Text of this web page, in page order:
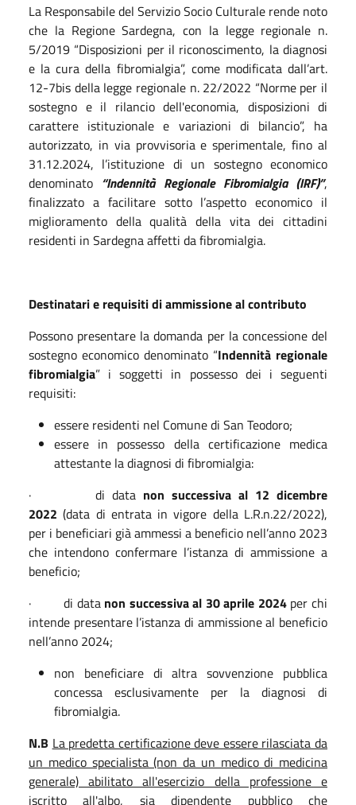
La Responsabile del Servizio Socio Culturale rende noto
che la Regione Sardegna, con la legge regionale n.
5/2019 “Disposizioni per il riconoscimento, la diagnosi
e la cura della fibromialgia”, come modificata dall’art.
12-7bis della legge regionale n. 22/2022 “Norme per il
sostegno e il rilancio dell'economia, disposizioni di
carattere istituzionale e variazioni di bilancio”, ha
autorizzato, in via provvisoria e sperimentale, fino al
31.12.2024, l’istituzione di un sostegno economico
denominato “Indennità Regionale Fibromialgia (IRF)”,
finalizzato a facilitare sotto l’aspetto economico il
miglioramento della qualità della vita dei cittadini
residenti in Sardegna affetti da fibromialgia.
Destinatari e requisiti di ammissione al contributo
Possono presentare la domanda per la concessione del
sostegno economico denominato “Indennità regionale
fibromialgia” i soggetti in possesso dei i seguenti
requisiti:
essere residenti nel Comune di San Teodoro;
essere in possesso della certificazione medica
attestante la diagnosi di fibromialgia:
· di data non successiva al 12 dicembre
2022 (data di entrata in vigore della L.R.n.22/2022),
per i beneficiari già ammessi a beneficio nell’anno 2023
che intendono confermare l’istanza di ammissione a
beneficio;
· di data non successiva al 30 aprile 2024per chi
intende presentare l’istanza di ammissione al beneficio
nell’anno 2024;
non beneficiare di altra sovvenzione pubblica
concessa esclusivamente per la diagnosi di
fibromialgia.
N.B La predetta certificazione deve essere rilasciata da
un medico specialista (non da un medico di medicina
generale) abilitato all'esercizio della professione e
iscritto all'albo, sia dipendente pubblico che